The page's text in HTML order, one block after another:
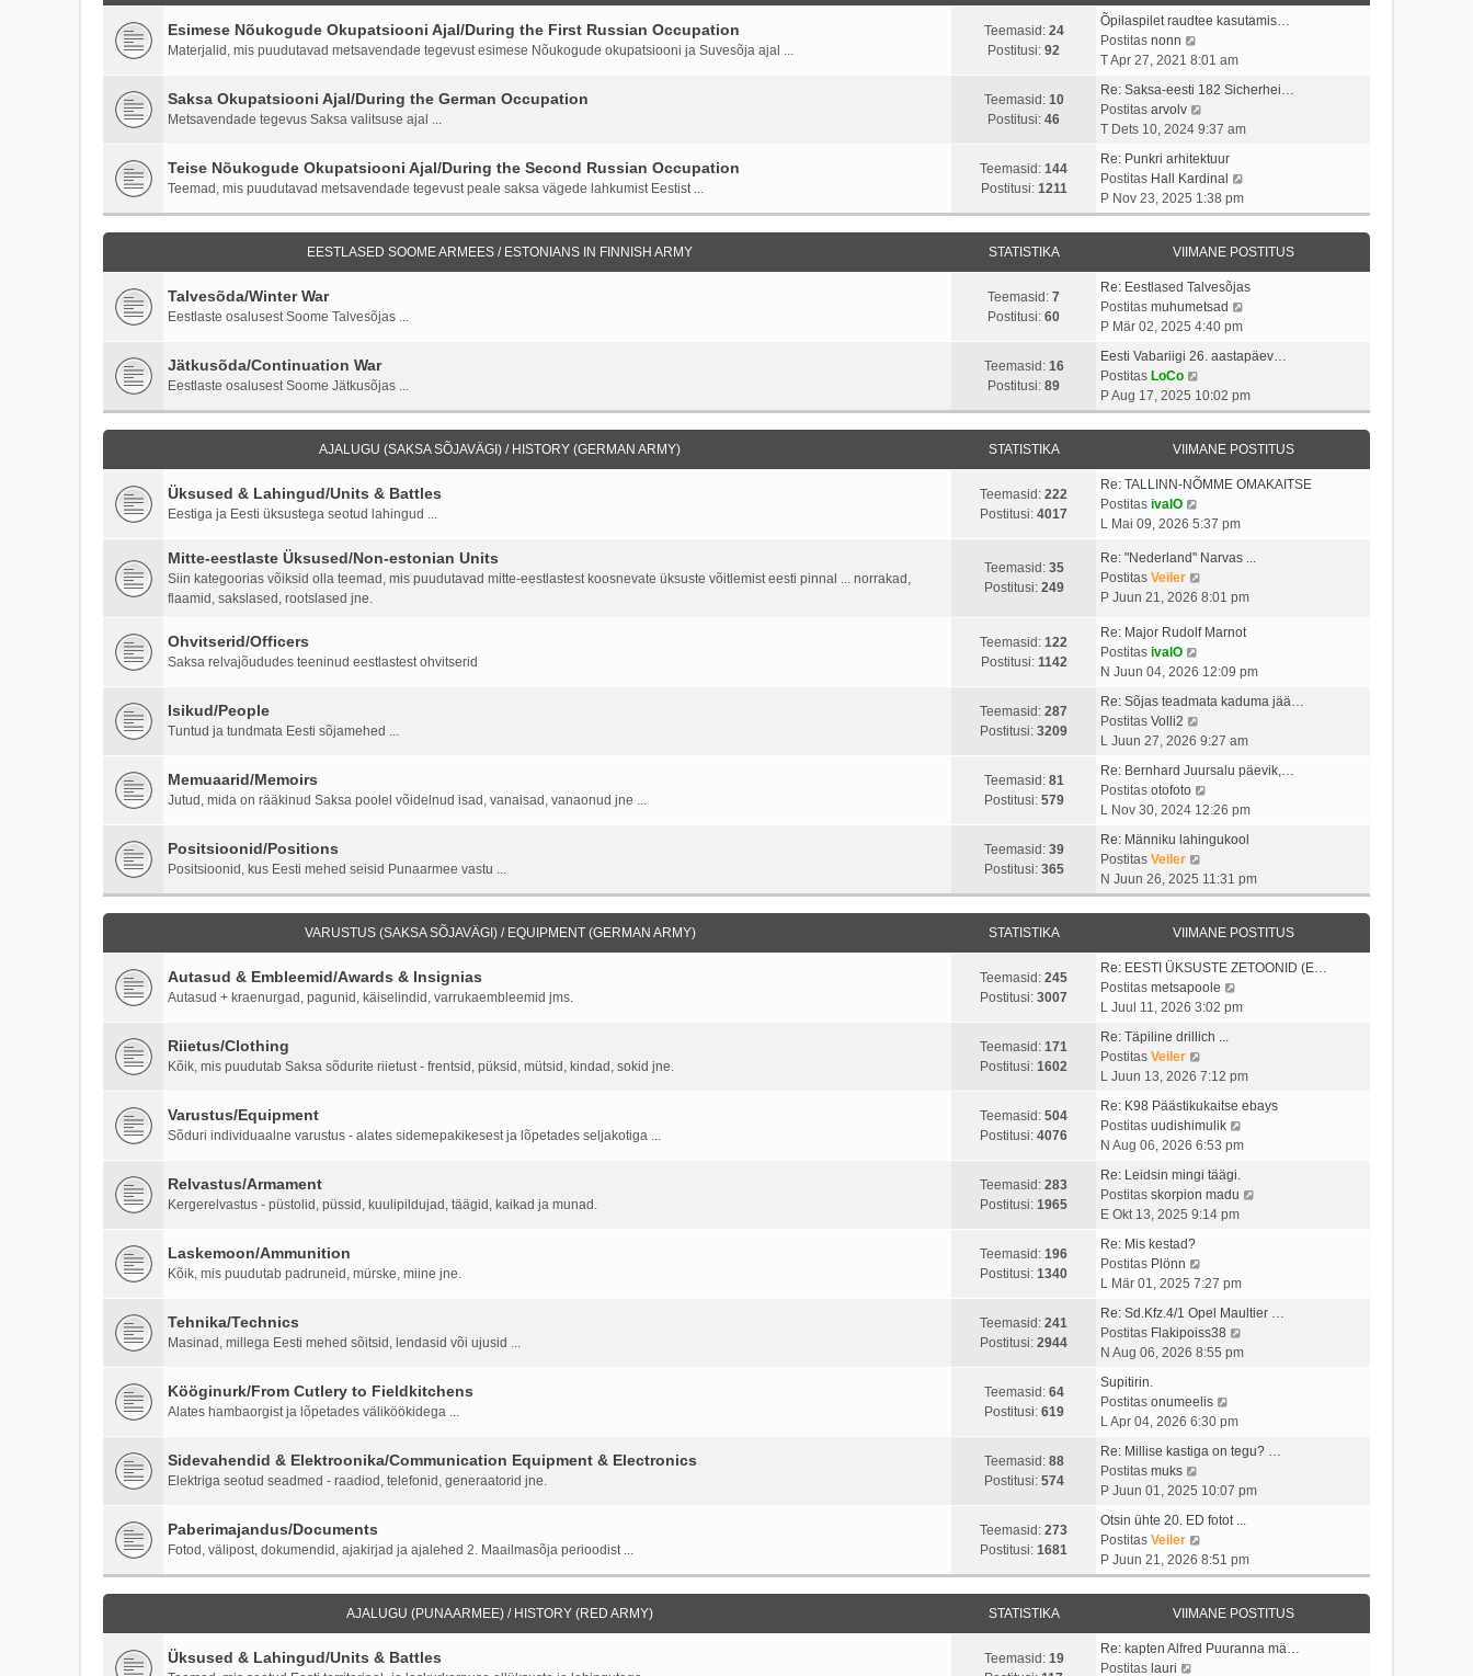
i
u
t
p
o
t
i
u
t
a
t
o
t
i
t
u
s
t
v
i
m
a
t
o
s
t
t
s
t
Esimese Nõukogude Okupatsiooni Ajal/During the First Russian Occupation
Materjalid, mis puudutavad metsavendade tegevust esimese Nõukogude okupatsiooni ja Suvesõja ajal ...
Teemasid: 24
Postitusi: 92
Õpilaspilet raudtee kasutamis…
Postitas nonn
a
t
a
v
i
i
m
a
s
t
p
o
s
t
i
t
u
s
t
T Apr 27, 2021 8:01 am
Saksa Okupatsiooni Ajal/During the German Occupation
Metsavendade tegevus Saksa valitsuse ajal ...
Teemasid: 10
Postitusi: 46
Re: Saksa-eesti 182 Sicherhei…
Postitas arvolv
a
t
a
v
i
a
s
t
o
t
t
s
T Dets 10, 2024 9:37 am
Teise Nõukogude Okupatsiooni Ajal/During the Second Russian Occupation
Teemad, mis puudutavad metsavendade tegevust peale saksa vägede lahkumist Eestist ...
Teemasid: 144
Postitusi: 1211
Re: Punkri arhitektuur
Postitas Hall Kardinal
a
t
a
v
i
a
t
p
o
s
t
i
P Nov 23, 2025 1:38 pm
EESTLASED SOOME ARMEES / ESTONIANS IN FINNISH ARMY STATISTIKA VIIMANE POSTITUS
Talvesõda/Winter War
Eestlaste osalusest Soome Talvesõjas ...
Teemasid: 7
Postitusi: 60
Re: Eestlased Talvesõjas
Postitas muhumetsad
t
v
i
a
o
t
t
s
t
P Mär 02, 2025 4:40 pm
Jätkusõda/Continuation War
Eestlaste osalusest Soome Jätkusõjas ...
Teemasid: 16
Postitusi: 89
Eesti Vabariigi 26. aastapäev…
Postitas LoCo
a
a
t
a
v
i
m
a
s
t
o
t
s
t
P Aug 17, 2025 10:02 pm
AJALUGU (SAKSA SÕJAVÄGI) / HISTORY (GERMAN ARMY) STATISTIKA VIIMANE POSTITUS
Üksused & Lahingud/Units & Battles
Eestiga ja Eesti üksustega seotud lahingud ...
Teemasid: 222
Postitusi: 4017
Re: TALLINN-NÕMME OMAKAITSE
Postitas ivalO
a
t
a
v
i
a
s
p
s
t
i
t
u
s
t
L Mai 09, 2026 5:37 pm
Mitte-eestlaste Üksused/Non-estonian Units
Siin kategoorias võiksid olla teemad, mis puudutavad mitte-eestlastest koosnevate üksuste võitlemist eesti pinnal ... norrakad,
flaamid, sakslased, rootslased jne.
Teemasid: 35
Postitusi: 249
Re: "Nederland" Narvas ...
Postitas Veiler
a
t
v
i
m
s
t
p
o
t
i
t
u
s
t
P Juun 21, 2026 8:01 pm
Ohvitserid/Officers
Saksa relvajõududes teeninud eestlastest ohvitserid
Teemasid: 122
Postitusi: 1142
Re: Major Rudolf Marnot
Postitas ivalO
a
t
v
i
i
m
s
t
p
s
i
t
u
t
N Juun 04, 2026 12:09 pm
Isikud/People
Tuntud ja tundmata Eesti sõjamehed ...
Teemasid: 287
Postitusi: 3209
Re: Sõjas teadmata kaduma jää…
Postitas Volli2
a
t
a
v
i
i
m
a
s
t
p
o
s
t
i
t
u
t
L Juun 27, 2026 9:27 am
Memuaarid/Memoirs
Jutud, mida on rääkinud Saksa poolel võidelnud isad, vanaisad, vanaonud jne ...
Teemasid: 81
Postitusi: 579
Re: Bernhard Juursalu päevik,…
Postitas otofoto
a
t
v
i
a
s
t
o
t
i
t
u
t
L Nov 30, 2024 12:26 pm
Positsioonid/Positions
Positsioonid, kus Eesti mehed seisid Punaarmee vastu ...
Teemasid: 39
Postitusi: 365
Re: Männiku lahingukool
Postitas Veiler
a
a
t
a
v
i
i
m
a
t
o
s
t
i
u
N Juun 26, 2025 11:31 pm
VARUSTUS (SAKSA SÕJAVÄGI) / EQUIPMENT (GERMAN ARMY) STATISTIKA VIIMANE POSTITUS
Autasud & Embleemid/Awards & Insignias
Autasud + kraenurgad, pagunid, käiselindid, varrukaembleemid jms.
Teemasid: 245
Postitusi: 3007
Re: EESTI ÜKSUSTE ZETOONID (E…
Postitas metsapoole
a
v
i
i
m
s
t
p
t
t
u
s
L Juul 11, 2026 3:02 pm
Riietus/Clothing
Kõik, mis puudutab Saksa sõdurite riietust - frentsid, püksid, mütsid, kindad, sokid jne.
Teemasid: 171
Postitusi: 1602
Re: Täpiline drillich ...
Postitas Veiler
a
t
a
v
i
m
p
o
s
t
u
s
t
L Juun 13, 2026 7:12 pm
Varustus/Equipment
Sõduri individuaalne varustus - alates sidemepakikesest ja lõpetades seljakotiga ...
Teemasid: 504
Postitusi: 4076
Re: K98 Päästikukaitse ebays
Postitas uudishimulik
a
a
s
p
t
s
N Aug 06, 2026 6:53 pm
Relvastus/Armament
Kergerelvastus - püstolid, püssid, kuulipildujad, täägid, kaikad ja munad.
Teemasid: 283
Postitusi: 1965
Re: Leidsin mingi täägi.
Postitas skorpion madu
i
o
t
E Okt 13, 2025 9:14 pm
Laskemoon/Ammunition
Kõik, mis puudutab padruneid, mürske, miine jne.
Teemasid: 196
Postitusi: 1340
Re: Mis kestad?
Postitas Plönn
a
t
a
v
i
m
s
p
o
t
i
t
u
s
L Mär 01, 2025 7:27 pm
Tehnika/Technics
Masinad, millega Eesti mehed sõitsid, lendasid või ujusid ...
Teemasid: 241
Postitusi: 2944
Re: Sd.Kfz.4/1 Opel Maultier …
Postitas Flakipoiss38
a
i
m
s
p
s
i
N Aug 06, 2026 8:55 pm
Kööginurk/From Cutlery to Fieldkitchens
Alates hambaorgist ja lõpetades väliköökidega ...
Teemasid: 64
Postitusi: 619
Supitirin.
Postitas onumeelis
a
t
v
i
m
a
s
t
p
o
L Apr 04, 2026 6:30 pm
Sidevahendid & Elektroonika/Communication Equipment & Electronics
Elektriga seotud seadmed - raadiod, telefonid, generaatorid jne.
Teemasid: 88
Postitusi: 574
Re: Millise kastiga on tegu? …
Postitas muks
a
t
a
v
i
a
P Juun 01, 2025 10:07 pm
Paberimajandus/Documents
Fotod, välipost, dokumendid, ajakirjad ja ajalehed 2. Maailmasõja perioodist ...
Teemasid: 273
Postitusi: 1681
Otsin ühte 20. ED fotot ...
Postitas Veiler
a
a
t
a
v
P Juun 21, 2026 8:51 pm
AJALUGU (PUNAARMEE) / HISTORY (RED ARMY) STATISTIKA VIIMANE POSTITUS
Üksused & Lahingud/Units & Battles Teemasid: 19
Re: kapten Alfred Puuranna mä…
Postitas lauri